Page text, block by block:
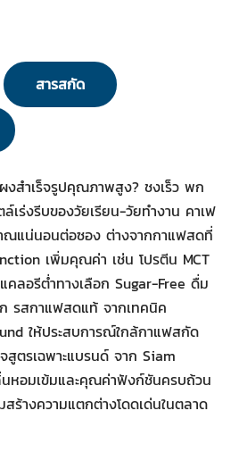
สารสกัด
งสำเร็จรูปคุณภาพสูง? ชงเร็ว พก
เร่งรีบของวัยเรียน-วัยทำงาน คาเฟ
แน่นอนต่อซอง ต่างจากกาแฟสดที่
เพิ่มคุณค่า เช่น โปรตีน MCT
ลอรีต่ำทางเลือก Sugar-Free ดื่ม
รสกาแฟสดแท้ จากเทคนิค
ให้ประสบการณ์ใกล้กาแฟสกัด
สูตรเฉพาะแบรนด์ จาก Siam
หอมเข้มและคุณค่าฟังก์ชันครบถ้วน
ร้างความแตกต่างโดดเด่นในตลาด